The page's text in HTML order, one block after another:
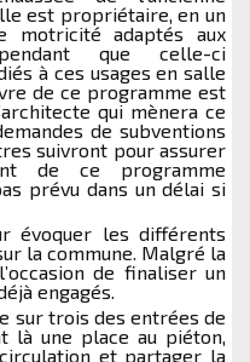
est propriétaire, en un
motricité adaptés aux
que celle-ci
à ces usages en salle
de ce programme est
qui mènera ce
de subventions
suivront pour assurer
de ce programme
prévu dans un délai si
évoquer les différents
la commune. Malgré la
de finaliser un
engagés.
sur trois des entrées de
là une place au piéton,
et partager la